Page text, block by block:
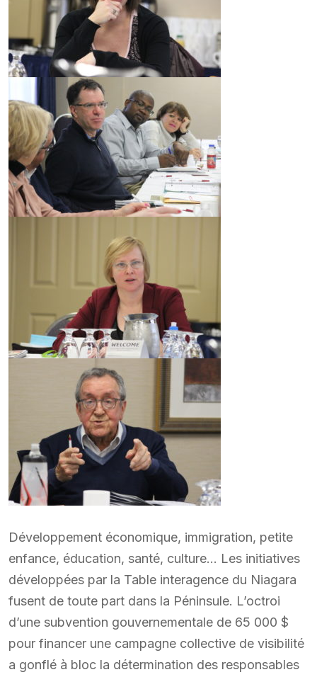
Développement économique, immigration, petite
enfance, éducation, santé, culture… Les initiatives
développées par la Table interagence du Niagara
fusent de toute part dans la Péninsule. L’octroi
d’une subvention gouvernementale de 65 000 $
pour financer une campagne collective de visibilité
a gonflé à bloc la détermination des responsables